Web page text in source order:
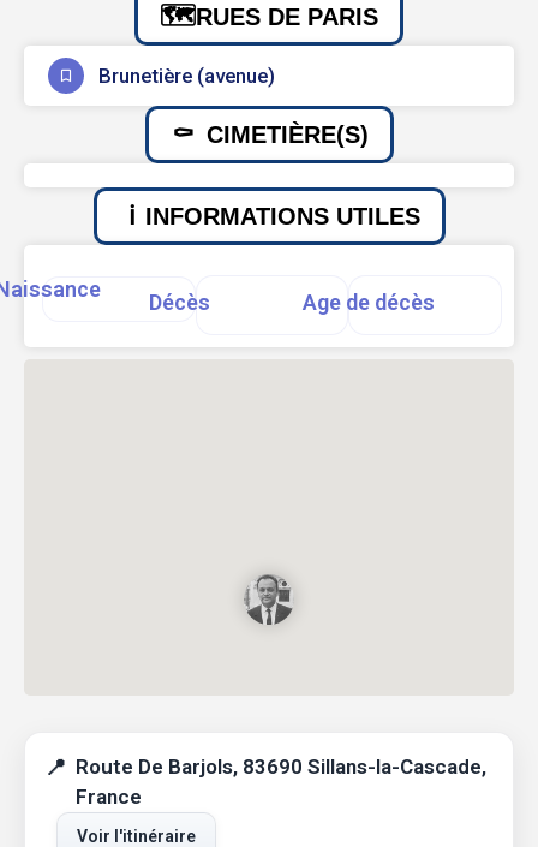
RUES DE PARIS
Brunetière (avenue)
CIMETIÈRE(S)
INFORMATIONS UTILES
Décès Age de décès
Route De Barjols, 83690 Sillans-la-Cascade,
France
Voir l'itinéraire